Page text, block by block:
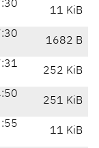
11 KiB
1682 B
252 KiB
251 KiB
11 KiB